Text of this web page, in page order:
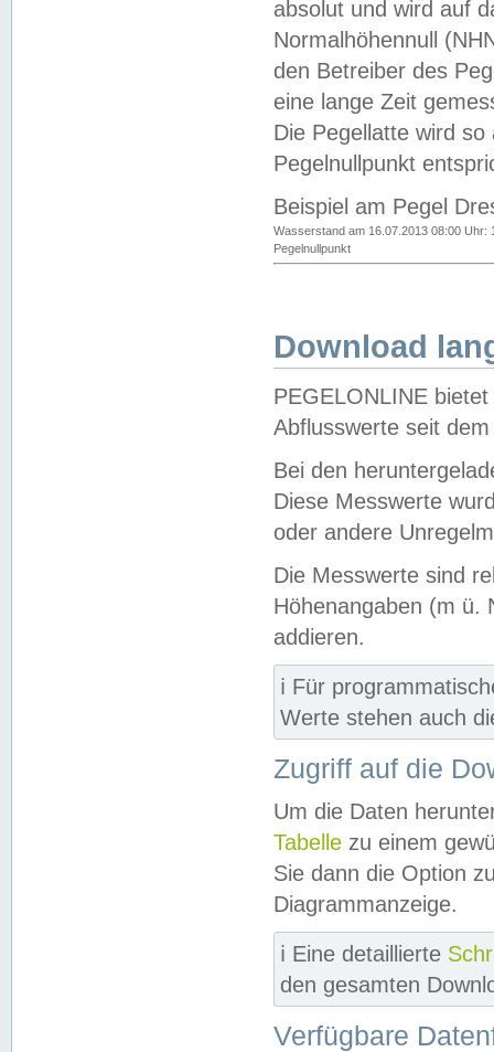
absolut und wird auf
Normalhöhennull
den Betreiber des
eine lange Zeit
Die Pegellatte wird
Pegelnullpunkt
Beispiel am Pegel
Wasserstand am 16.07.2013 08:00 Uhr:
Pegelnullpunkt
Download
PEGELONLINE
Abflusswerte seit
Bei den
Diese Messwerte
oder andere
Die Messwerte sind
Höhenangaben (m ü.
addieren.
ℹ️ Für
Werte stehen auch
Zugriff auf die
Um die Daten
Tabelle zu einem
Sie dann die Option
Diagrammanzeige.
ℹ️ Eine detaillierte
den gesamten
Verfügbare